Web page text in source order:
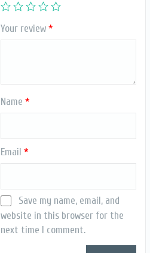
Your review*
Name*
Email*
Save my name, email, and
website in this browser for the
next time I comment.